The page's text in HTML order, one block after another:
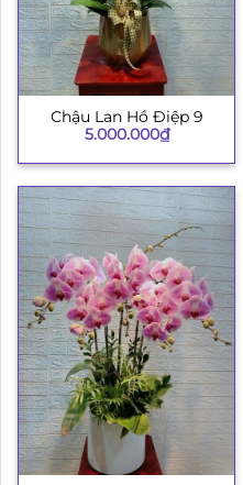
Chậu Lan Hồ Điệp 9
5.000.000₫